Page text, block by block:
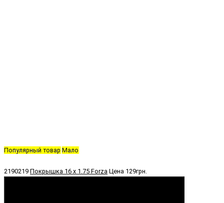
Популярный товар Мало
2190219 Покрышка 16 х 1.75 Forza Цена 129грн.